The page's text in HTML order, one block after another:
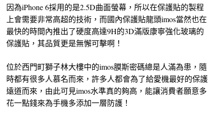
因為iPhone 6採用的是2.5D曲面螢幕，所以在保護貼的製程
上會需要非常高超的技術，而國內保護貼龍頭imos當然也在
最快的時間內推出了硬度高達9H的3D滿版康寧強化玻璃的
保護貼，其品質更是無懈可擊啊！
位於西門町獅子林大樓中的imos膜斯密碼總是人滿為患，隨
時都有很多人慕名而來，許多人都會為了給愛機最好的保護
遠道而來，由此可見imos水準真的夠高，能讓消費者願意多
花一點錢來為手機多添加一層防護！